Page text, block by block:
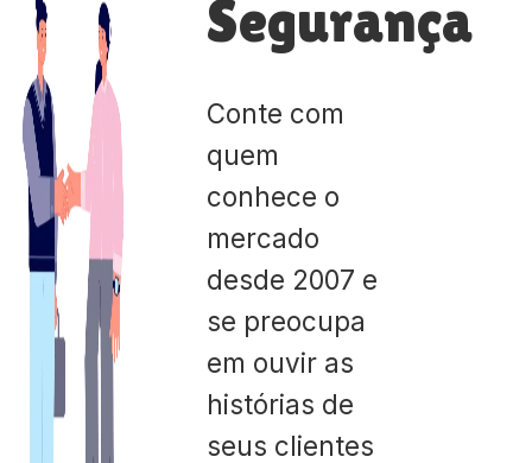
Segurança
Conte com
quem
conhece o
mercado
desde 2007 e
se preocupa
em ouvir as
histórias de
seus clientes